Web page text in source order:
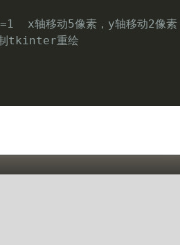
x轴移动5像素，y轴移动2像素
tkinter重绘